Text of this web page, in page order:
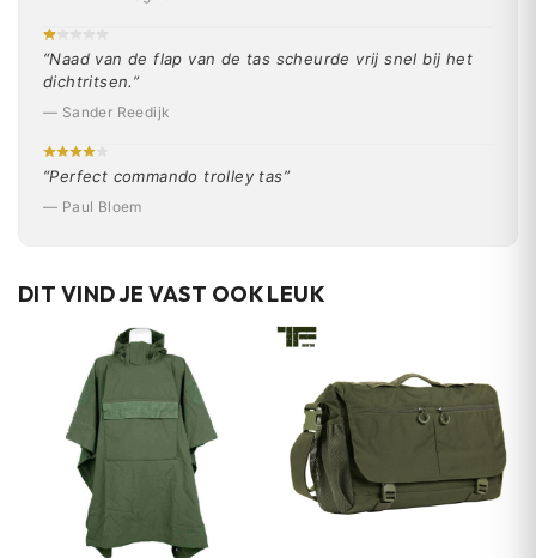
“Naad van de flap van de tas scheurde vrij snel bij het
dichtritsen.”
— Sander Reedijk
“Perfect commando trolley tas”
— Paul Bloem
DIT VIND JE VAST OOK LEUK